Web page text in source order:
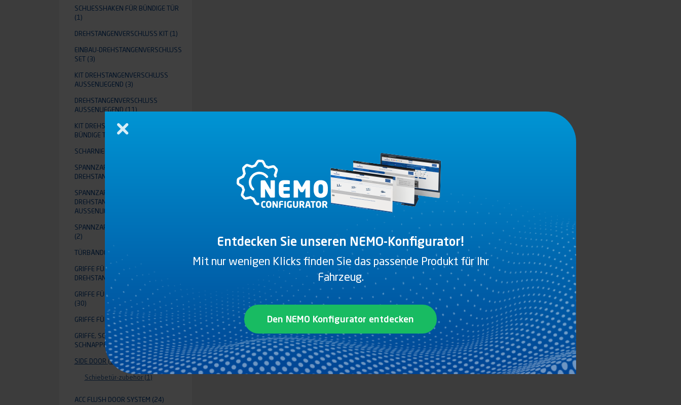
SCHLIESSHAKEN FÜR BÜNDIGE TÜR
(1)
DREHSTANGENVERSCHLUSS KIT
(1)
EINBAU-DREHSTANGENVERSCHLUSS
SET (3)
KIT DREHSTANGENVERSCHLUSS A
USSENLIEGEND
(3)
DREHSTANGENVERSCHLUSS
AUSSENLIEGEND (11)
KIT DREHSTANGENVERSCHLUSS FÜR
BÜNDIGE TÜR
(2)
SCHARNIERE
SPANNZAPFEN FÜR EINBAU-
DREHSTANGENVERSCHLUSS
SPANNZAPFEN FÜR
DREHSTANGENVERSCHLUSS
AUSSENLIEGEND
SPANNZAPFEN FÜR BÜNDIGE TÜR
(2)
TÜRBÄNDER
GRIFFE FÜR EINBAU-
DREHSTANGENVERSCHLUSS
GRIFFE FÜR STANGEN AUFLIEGEND
(30)
GRIFFE FÜR BÜNDIGE TÜR (1)
GRIFFE, SCHLÖSSER UND
SCHNAPPER (90)
SIDE DOOR (1)
Schiebetür-zubehör (1)
ACC FLUSH DOOR SYSTEM (24)
Entdecken Sie unseren NEMO-Konfigurator!
Mit nur wenigen Klicks finden Sie das passende Produkt für Ihr
Fahrzeug.
Den NEMO Konfigurator entdecken